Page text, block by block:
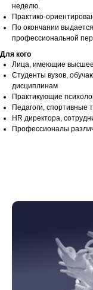
неделю.
Практико-
По окончании выдается
профессиональной
Для кого
Лица, имеющие высшее
Студенты вузов,
дисциплинам
Практикующие
Педагоги, спортивные
HR директора,
Профессионалы